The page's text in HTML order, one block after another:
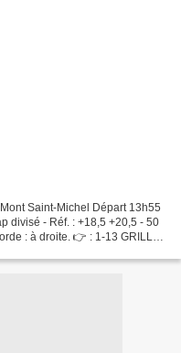
Saint-Michel Départ 13h55
divisé - Réf. : +18,5 +20,5 - 50
: à droite. 👉 : 1-13 GRILLE